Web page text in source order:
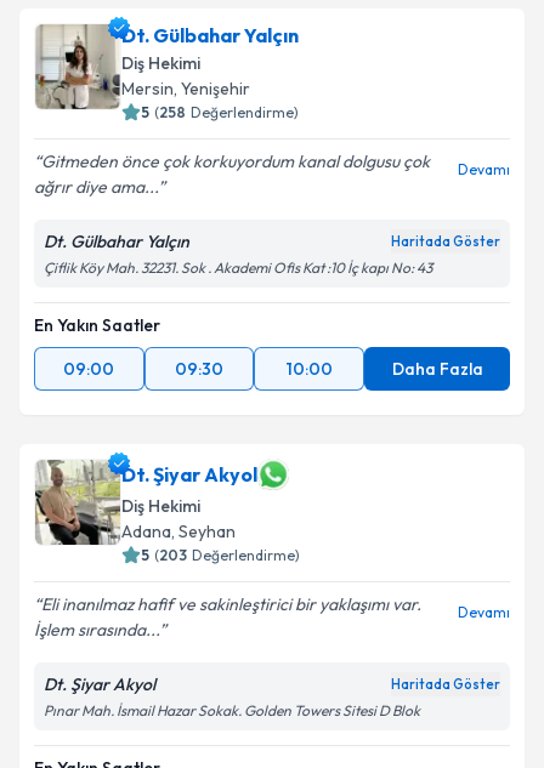
Dt. Gülbahar Yalçın
Diş Hekimi
Mersin, Yenişehir
5 (258 Değerlendirme)
Gitmeden önce çok korkuyordum kanal dolgusu çok
ağrır diye ama...
Devamı
Dt. Gülbahar Yalçın Haritada Göster
Çiflik Köy Mah. 32231. Sok . Akademi Ofis Kat :10 İç kapı No: 43
En Yakın Saatler
09:00
09:30 10:00 Daha Fazla
Dt. Şiyar Akyol
Diş Hekimi
Adana, Seyhan
5 (203 Değerlendirme)
Eli inanılmaz hafif ve sakinleştirici bir yaklaşımı var.
İşlem sırasında...
Devamı
Dt. Şiyar Akyol Haritada Göster
Pınar Mah. İsmail Hazar Sokak. Golden Towers Sitesi D Blok